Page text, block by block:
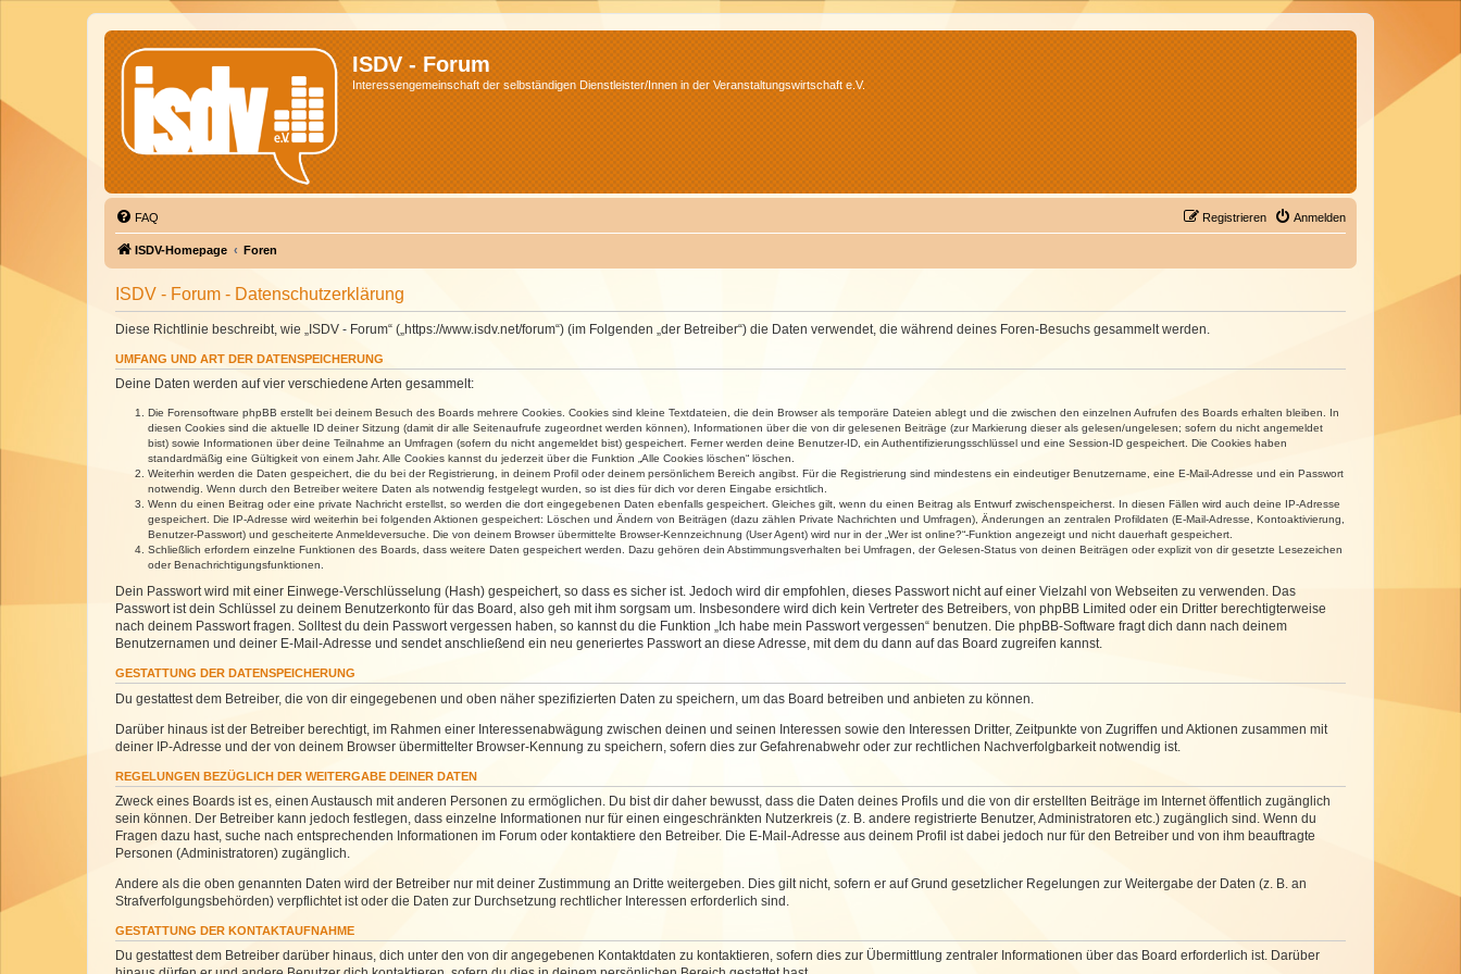
ISDV - Forum
Interessengemeinschaft der selbständigen Dienstleister/Innen in der Veranstaltungswirtschaft e.V.
FAQ Anmelden
Registrieren
ISDV-Homepage Foren
ISDV - Forum - Datenschutzerklärung
Diese Richtlinie beschreibt, wie „ISDV - Forum“ („https://www.isdv.net/forum“) (im Folgenden „der Betreiber“) die Daten verwendet, die während deines Foren-Besuchs gesammelt werden.
UMFANG UND ART DER DATENSPEICHERUNG
Deine Daten werden auf vier verschiedene Arten gesammelt:
Die Forensoftware phpBB erstellt bei deinem Besuch des Boards mehrere Cookies. Cookies sind kleine Textdateien, die dein Browser als temporäre Dateien ablegt und die zwischen den einzelnen Aufrufen des Boards erhalten bleiben. In
diesen Cookies sind die aktuelle ID deiner Sitzung (damit dir alle Seitenaufrufe zugeordnet werden können), Informationen über die von dir gelesenen Beiträge (zur Markierung dieser als gelesen/ungelesen; sofern du nicht angemeldet
bist) sowie Informationen über deine Teilnahme an Umfragen (sofern du nicht angemeldet bist) gespeichert. Ferner werden deine Benutzer-ID, ein Authentifizierungsschlüssel und eine Session-ID gespeichert. Die Cookies haben
standardmäßig eine Gültigkeit von einem Jahr. Alle Cookies kannst du jederzeit über die Funktion „Alle Cookies löschen“ löschen.
Weiterhin werden die Daten gespeichert, die du bei der Registrierung, in deinem Profil oder deinem persönlichem Bereich angibst. Für die Registrierung sind mindestens ein eindeutiger Benutzername, eine E-Mail-Adresse und ein Passwort
notwendig. Wenn durch den Betreiber weitere Daten als notwendig festgelegt wurden, so ist dies für dich vor deren Eingabe ersichtlich.
Wenn du einen Beitrag oder eine private Nachricht erstellst, so werden die dort eingegebenen Daten ebenfalls gespeichert. Gleiches gilt, wenn du einen Beitrag als Entwurf zwischenspeicherst. In diesen Fällen wird auch deine IP-Adresse
gespeichert. Die IP-Adresse wird weiterhin bei folgenden Aktionen gespeichert: Löschen und Ändern von Beiträgen (dazu zählen Private Nachrichten und Umfragen), Änderungen an zentralen Profildaten (E-Mail-Adresse, Kontoaktivierung,
Benutzer-Passwort) und gescheiterte Anmeldeversuche. Die von deinem Browser übermittelte Browser-Kennzeichnung (User Agent) wird nur in der „Wer ist online?“-Funktion angezeigt und nicht dauerhaft gespeichert.
Schließlich erfordern einzelne Funktionen des Boards, dass weitere Daten gespeichert werden. Dazu gehören dein Abstimmungsverhalten bei Umfragen, der Gelesen-Status von deinen Beiträgen oder explizit von dir gesetzte Lesezeichen
oder Benachrichtigungsfunktionen.
Dein Passwort wird mit einer Einwege-Verschlüsselung (Hash) gespeichert, so dass es sicher ist. Jedoch wird dir empfohlen, dieses Passwort nicht auf einer Vielzahl von Webseiten zu verwenden. Das
Passwort ist dein Schlüssel zu deinem Benutzerkonto für das Board, also geh mit ihm sorgsam um. Insbesondere wird dich kein Vertreter des Betreibers, von phpBB Limited oder ein Dritter berechtigterweise
nach deinem Passwort fragen. Solltest du dein Passwort vergessen haben, so kannst du die Funktion „Ich habe mein Passwort vergessen“ benutzen. Die phpBB-Software fragt dich dann nach deinem
Benutzernamen und deiner E-Mail-Adresse und sendet anschließend ein neu generiertes Passwort an diese Adresse, mit dem du dann auf das Board zugreifen kannst.
GESTATTUNG DER DATENSPEICHERUNG
Du gestattest dem Betreiber, die von dir eingegebenen und oben näher spezifizierten Daten zu speichern, um das Board betreiben und anbieten zu können.
Darüber hinaus ist der Betreiber berechtigt, im Rahmen einer Interessenabwägung zwischen deinen und seinen Interessen sowie den Interessen Dritter, Zeitpunkte von Zugriffen und Aktionen zusammen mit
deiner IP-Adresse und der von deinem Browser übermittelter Browser-Kennung zu speichern, sofern dies zur Gefahrenabwehr oder zur rechtlichen Nachverfolgbarkeit notwendig ist.
REGELUNGEN BEZÜGLICH DER WEITERGABE DEINER DATEN
Zweck eines Boards ist es, einen Austausch mit anderen Personen zu ermöglichen. Du bist dir daher bewusst, dass die Daten deines Profils und die von dir erstellten Beiträge im Internet öffentlich zugänglich
sein können. Der Betreiber kann jedoch festlegen, dass einzelne Informationen nur für einen eingeschränkten Nutzerkreis (z. B. andere registrierte Benutzer, Administratoren etc.) zugänglich sind. Wenn du
Fragen dazu hast, suche nach entsprechenden Informationen im Forum oder kontaktiere den Betreiber. Die E-Mail-Adresse aus deinem Profil ist dabei jedoch nur für den Betreiber und von ihm beauftragte
Personen (Administratoren) zugänglich.
Andere als die oben genannten Daten wird der Betreiber nur mit deiner Zustimmung an Dritte weitergeben. Dies gilt nicht, sofern er auf Grund gesetzlicher Regelungen zur Weitergabe der Daten (z. B. an
Strafverfolgungsbehörden) verpflichtet ist oder die Daten zur Durchsetzung rechtlicher Interessen erforderlich sind.
GESTATTUNG DER KONTAKTAUFNAHME
Du gestattest dem Betreiber darüber hinaus, dich unter den von dir angegebenen Kontaktdaten zu kontaktieren, sofern dies zur Übermittlung zentraler Informationen über das Board erforderlich ist. Darüber